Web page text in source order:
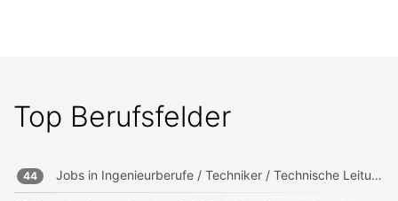
Top Berufsfelder
44 Jobs in Ingenieurberufe / Techniker / Technische Leitung, Projektleitung